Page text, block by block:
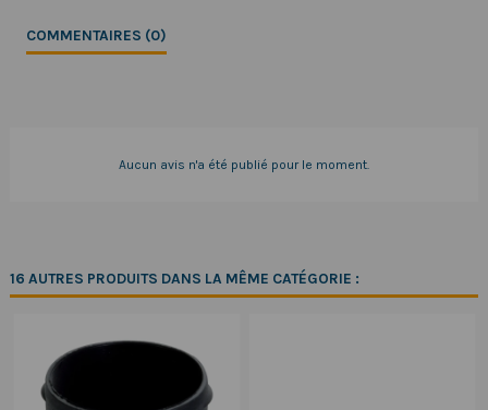
COMMENTAIRES (0)
Aucun avis n'a été publié pour le moment.
16 AUTRES PRODUITS DANS LA MÊME CATÉGORIE :